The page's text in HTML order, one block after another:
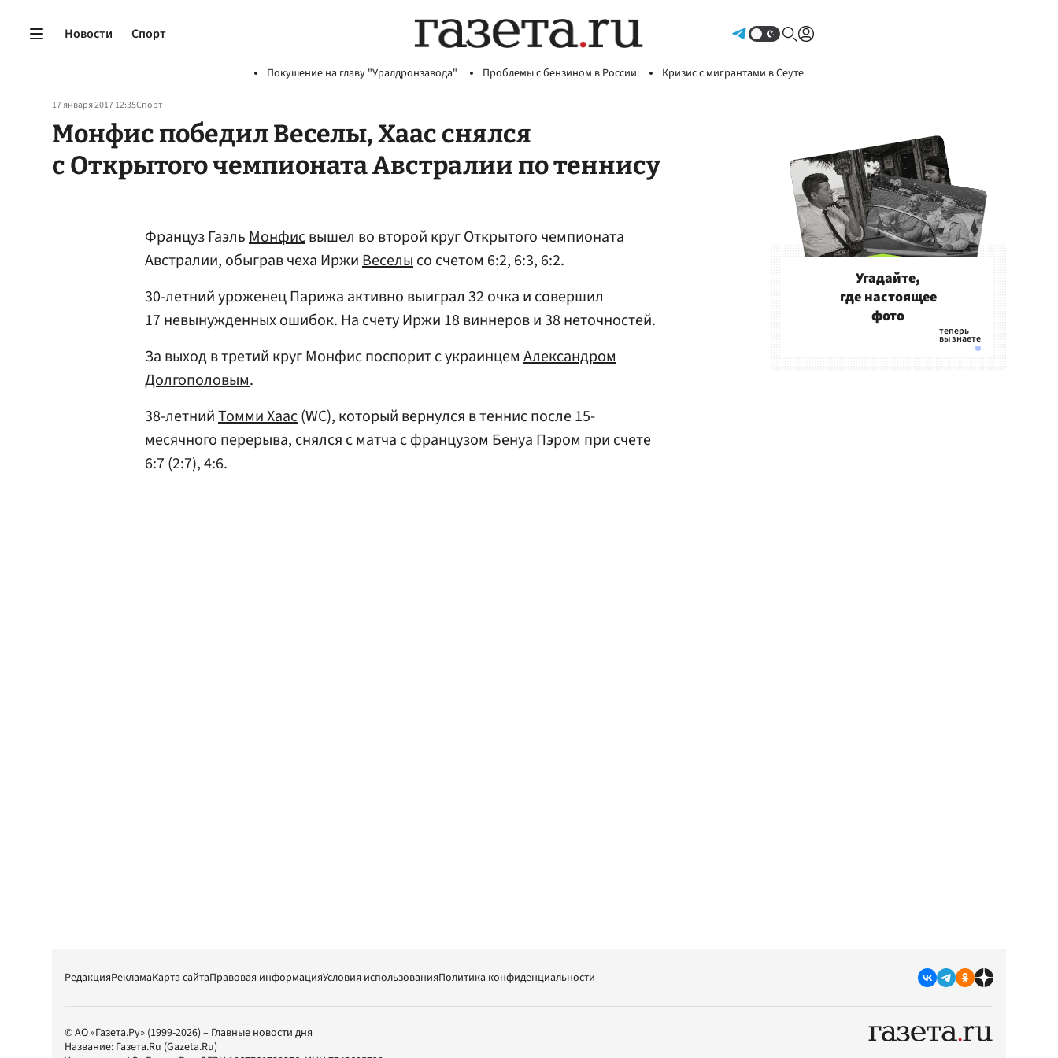
Новости Спорт
Покушение на главу "Уралдронзавода" Проблемы с бензином в России Кризис с мигрантами в Сеуте
17 января 2017 12:35Спорт
Монфис победил Веселы, Хаас снялся
с Открытого чемпионата Австралии по теннису
Француз ГаэльМонфисвышел во второй круг Открытого чемпионата
Австралии, обыграв чеха ИржиВеселысо счетом 6:2, 6:3, 6:2.
30-летний уроженец Парижа активно выиграл 32 очка и совершил
17 невынужденных ошибок. На счету Иржи 18 виннеров и 38 неточностей.
За выход в третий круг Монфис поспорит с украинцем Александром
Долгополовым.
38-летнийТомми Хаас(WC), который вернулся в теннис после 15-
месячного перерыва, снялся с матча с французом Бенуа Пэром при счете
6:7 (2:7), 4:6.
Угадайте,
где настоящее
фото
РедакцияРекламаКарта сайтаПравовая информацияУсловия использованияПолитика конфиденциальности
© АО «Газета.Ру» (1999-2026) – Главные новости дня
Название: Газета.Ru (Gazeta.Ru)